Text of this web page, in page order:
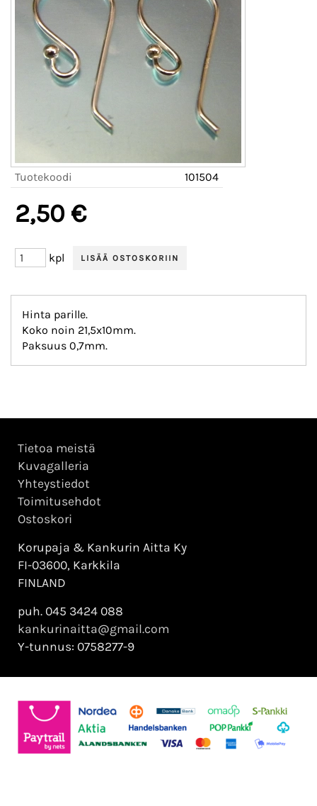
Tuotekoodi 101504
2,50 €
kpl
Hinta parille.
Koko noin 21,5x10mm.
Paksuus 0,7mm.
Tietoa meistä
Kuvagalleria
Yhteystiedot
Toimitusehdot
Ostoskori
Korupaja & Kankurin Aitta Ky
FI-03600, Karkkila
FINLAND
puh. 045 3424 088
kankurinaitta@gmail.com
Y-tunnus: 0758277-9